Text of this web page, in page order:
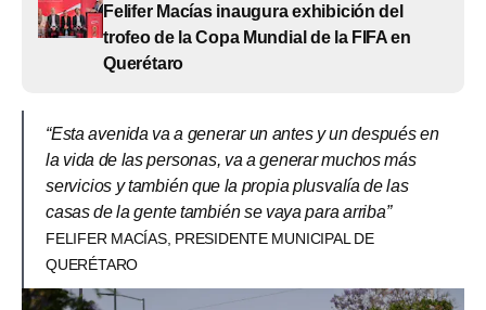
Felifer Macías inaugura exhibición del
trofeo de la Copa Mundial de la FIFA en
Querétaro
“Esta avenida va a generar un antes y un después en
la vida de las personas, va a generar muchos más
servicios y también que la propia plusvalía de las
casas de la gente también se vaya para arriba”
FELIFER MACÍAS, PRESIDENTE MUNICIPAL DE
QUERÉTARO